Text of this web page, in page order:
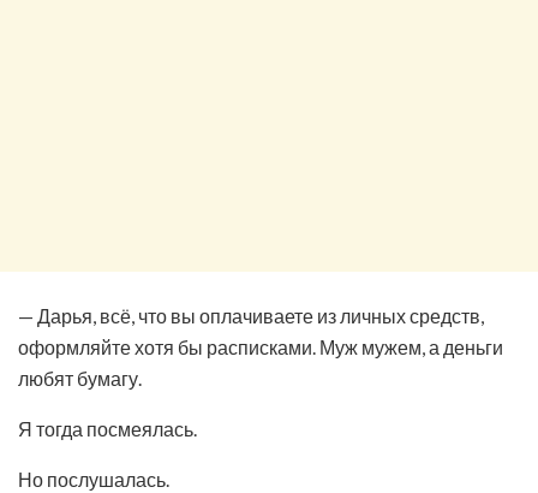
— Дарья, всё, что вы оплачиваете из личных средств,
оформляйте хотя бы расписками. Муж мужем, а деньги
любят бумагу.
Я тогда посмеялась.
Но послушалась.